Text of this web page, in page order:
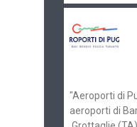
"Aeroporti di
aeroporti di